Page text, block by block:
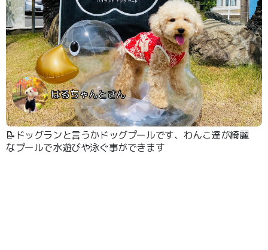
はるちゃんとさん
📝ドッグランと言うかドッグプールです、わんこ達が綺麗
なプールで水遊びや泳ぐ事ができます